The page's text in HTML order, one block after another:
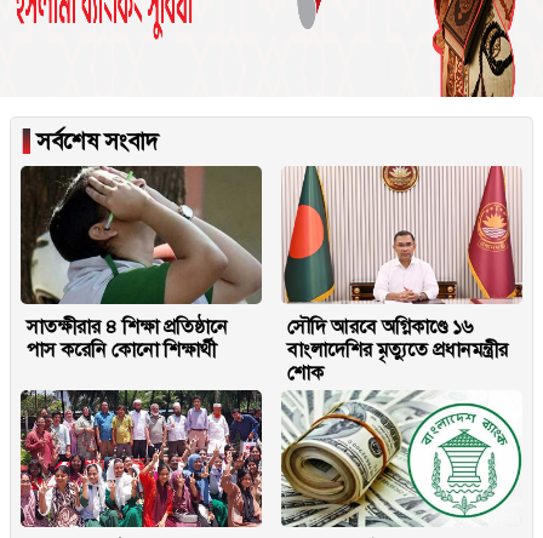
▐সর্বশেষ সংবাদ
সাতক্ষীরার ৪ শিক্ষা প্রতিষ্ঠানে
পাস করেনি কোনো শিক্ষার্থী
সৌদি আরবে অগ্নিকাণ্ডে ১৬
বাংলাদেশির মৃত্যুতে প্রধানমন্ত্রীর
শোক